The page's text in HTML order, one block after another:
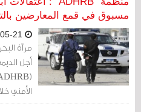
300 مواطن.
مسبوق في قمع المعارضين
مرآة
أجل